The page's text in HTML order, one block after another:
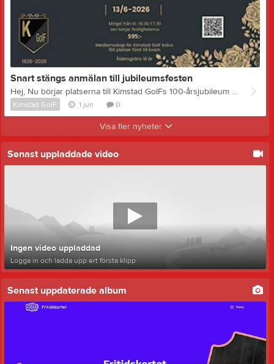
Snart stängs anmälan till jubileumsfesten
Hej, Nu börjar platserna till Kimstad GoIFs 100-årsjubileum lördagen den 13 juni 2026 att fyllas. Vi vill fira 100 år tillsammans med dig. Sista anmälan till årets fest för att fira vår 100-åring är nu på söndag 7 juni. Mer info och anmälan via länken, klicka här eller QR kod i bilden. Först till kvarn: Max 150 platser Mvh Festkommittén Kimstad GoIF 100 år
Kimstad GoIF 1 jun 0
Visa fler nyheter
Senast uppladdade video
Ingen video uppladdad
Logga in och ladda upp ert första klipp
Senast uppdaterade album